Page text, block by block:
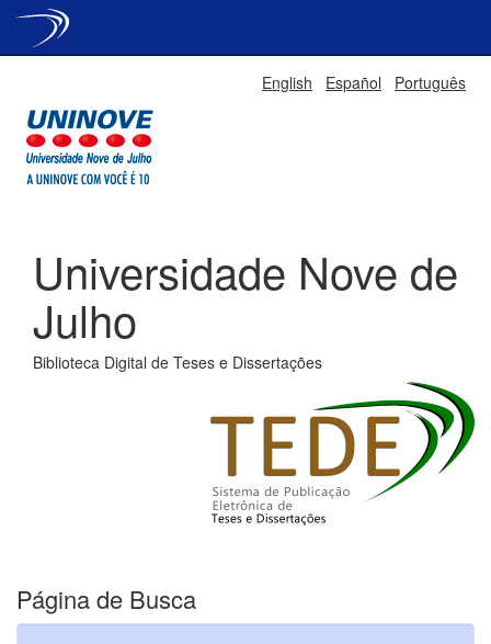
English Español Português
Universidade Nove de
Julho
Biblioteca Digital de Teses e Dissertações
Página de Busca